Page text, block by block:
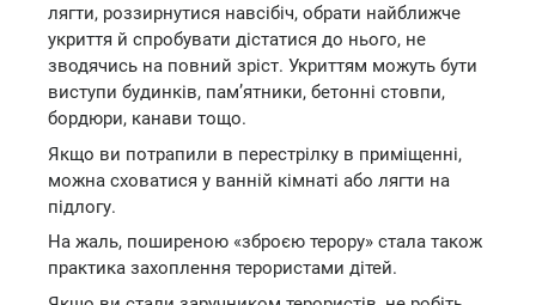
лягти, роззирнутися навсібіч, обрати найближче
укриття й спробувати дістатися до нього, не
зводячись на повний зріст. Укриттям можуть бути
виступи будинків, пам’ятники, бетонні стовпи,
бордюри, канави тощо.
Якщо ви потрапили в перестрілку в приміщенні,
можна сховатися у ванній кімнаті або лягти на
підлогу.
На жаль, поширеною «зброєю терору» стала також
практика захоплення терористами дітей.